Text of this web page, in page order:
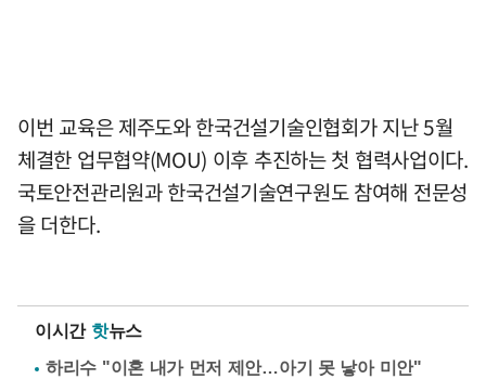
이번 교육은 제주도와 한국건설기술인협회가 지난 5월
체결한 업무협약(MOU) 이후 추진하는 첫 협력사업이다.
국토안전관리원과 한국건설기술연구원도 참여해 전문성
을 더한다.
이시간 핫뉴스
하리수 "이혼 내가 먼저 제안…아기 못 낳아 미안"